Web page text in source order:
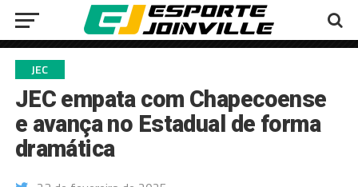
JEC
JEC empata com Chapecoense
e avança no Estadual de forma
dramática